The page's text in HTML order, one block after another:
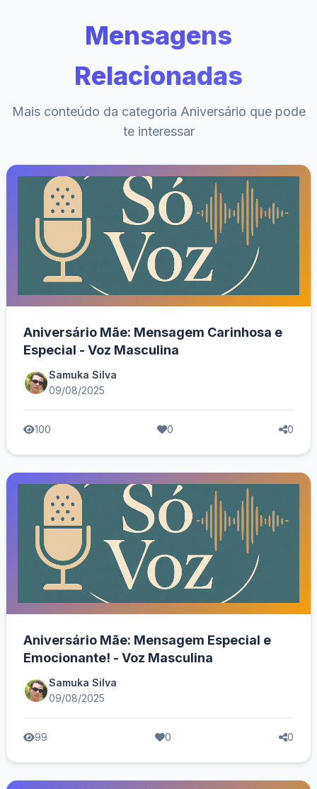
Mensagens
Relacionadas
Mais conteúdo da categoria Aniversário que pode
te interessar
Aniversário Mãe: Mensagem Carinhosa e
Especial - Voz Masculina
Samuka Silva
09/08/2025
100 0 0
Aniversário Mãe: Mensagem Especial e
Emocionante! - Voz Masculina
Samuka Silva
09/08/2025
99 0 0